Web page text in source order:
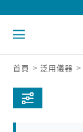
首頁 泛用儀器